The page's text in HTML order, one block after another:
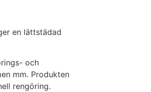
en lättstädad
och
mm. Produkten
rengöring.